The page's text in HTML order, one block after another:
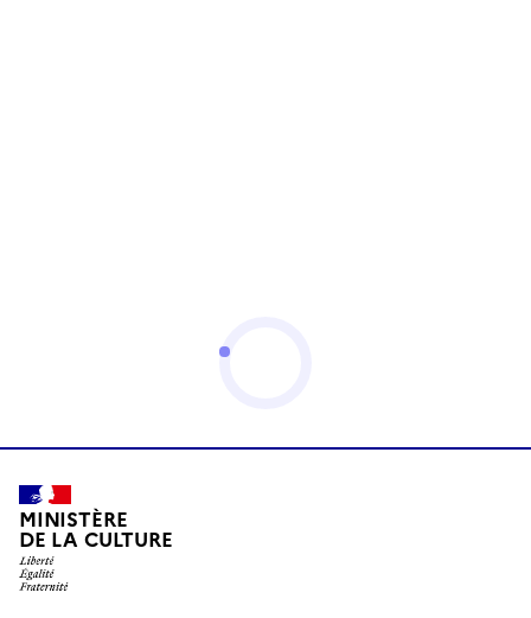
MINISTÈRE
DE LA CULTURE